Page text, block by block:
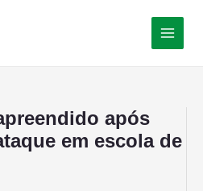
após
em escola de